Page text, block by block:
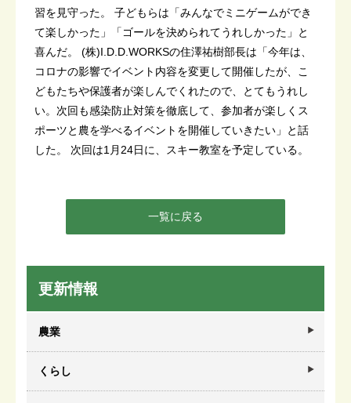
習を見守った。 子どもらは「みんなでミニゲームができ
て楽しかった」「ゴールを決められてうれしかった」と
喜んだ。 (株)I.D.D.WORKSの住澤祐樹部長は「今年は、
コロナの影響でイベント内容を変更して開催したが、こ
どもたちや保護者が楽しんでくれたので、とてもうれし
い。次回も感染防止対策を徹底して、参加者が楽しくス
ポーツと農を学べるイベントを開催していきたい」と話
した。 次回は1月24日に、スキー教室を予定している。
一覧に戻る
更新情報
農業
くらし